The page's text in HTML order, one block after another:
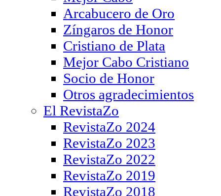
Arcabucero de Oro
Zíngaros de Honor
Cristiano de Plata
Mejor Cabo Cristiano
Socio de Honor
Otros agradecimientos
El RevistaZo
RevistaZo 2024
RevistaZo 2023
RevistaZo 2022
RevistaZo 2019
RevistaZo 2018